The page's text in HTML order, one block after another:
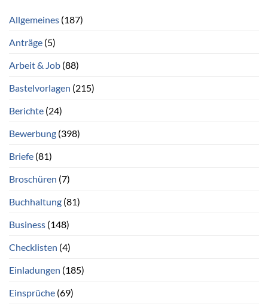
Allgemeines (187)
Anträge (5)
Arbeit & Job (88)
Bastelvorlagen (215)
Berichte (24)
Bewerbung (398)
Briefe (81)
Broschüren (7)
Buchhaltung (81)
Business (148)
Checklisten (4)
Einladungen (185)
Einsprüche (69)